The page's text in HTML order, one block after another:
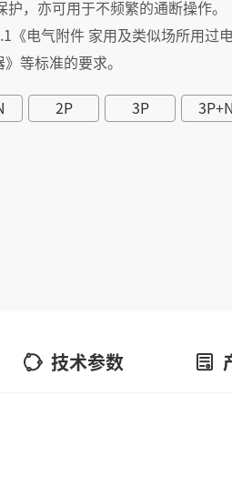
，亦可用于不频繁的通断操作。
《电气附件 家用及类似场所用过
等标准的要求。
2P 3P 3P+N
技术参数